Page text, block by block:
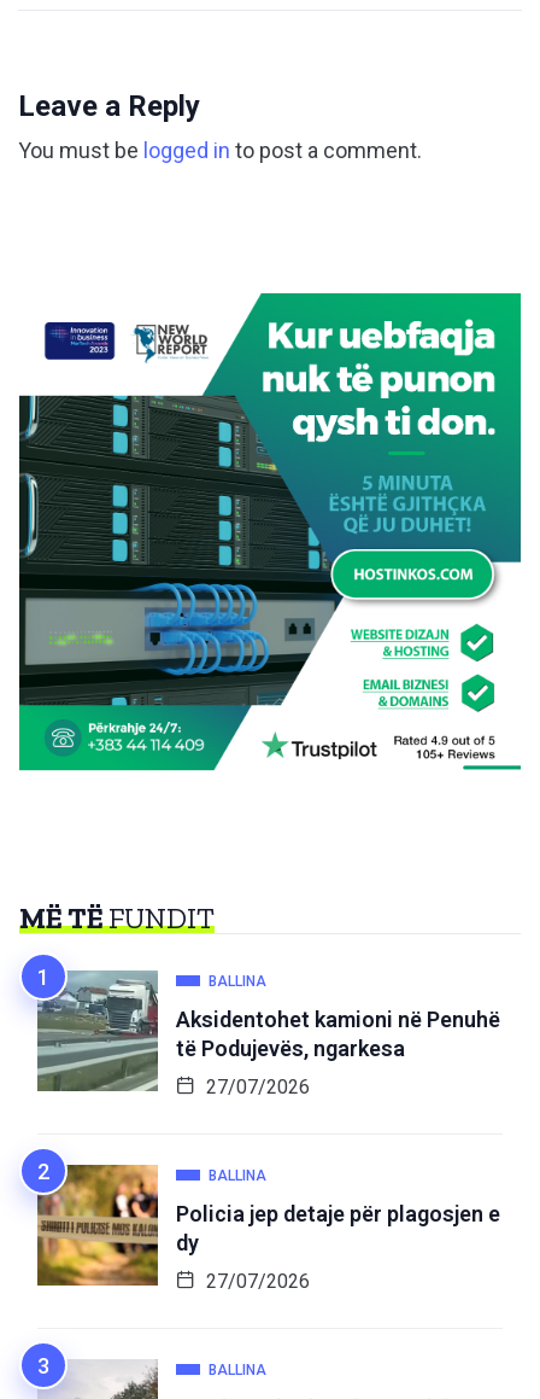
Leave a Reply
You must be logged in to post a comment.
MË TËFUNDIT
BALLINA
Aksidentohet kamioni në Penuhë
të Podujevës, ngarkesa
27/07/2026
BALLINA
Policia jep detaje për plagosjen e
dy
27/07/2026
BALLINA